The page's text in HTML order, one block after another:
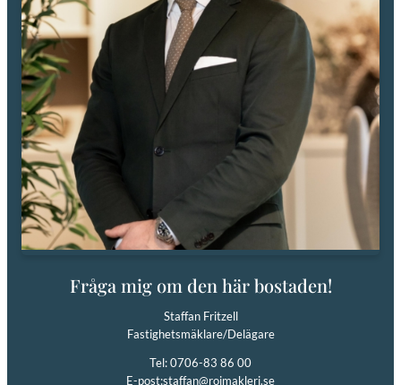
Fråga mig om den här bostaden!
Staffan Fritzell
Fastighetsmäklare/Delägare
Tel: 0706-83 86 00
E-post:staffan@roimakleri.se